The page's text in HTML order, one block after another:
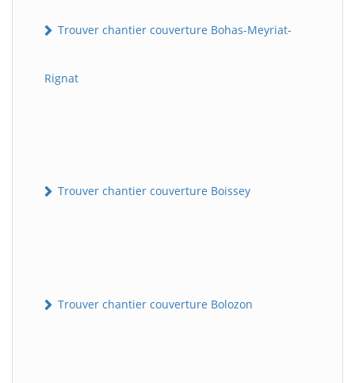
Trouver chantier couverture Bohas-Meyriat-
Rignat
Trouver chantier couverture Boissey
Trouver chantier couverture Bolozon